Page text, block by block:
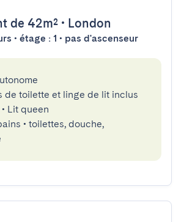
de 42m² • London
• étage : 1 • pas d'ascenseur
de toilette et linge de lit inclus
• Lit queen
• toilettes, douche,